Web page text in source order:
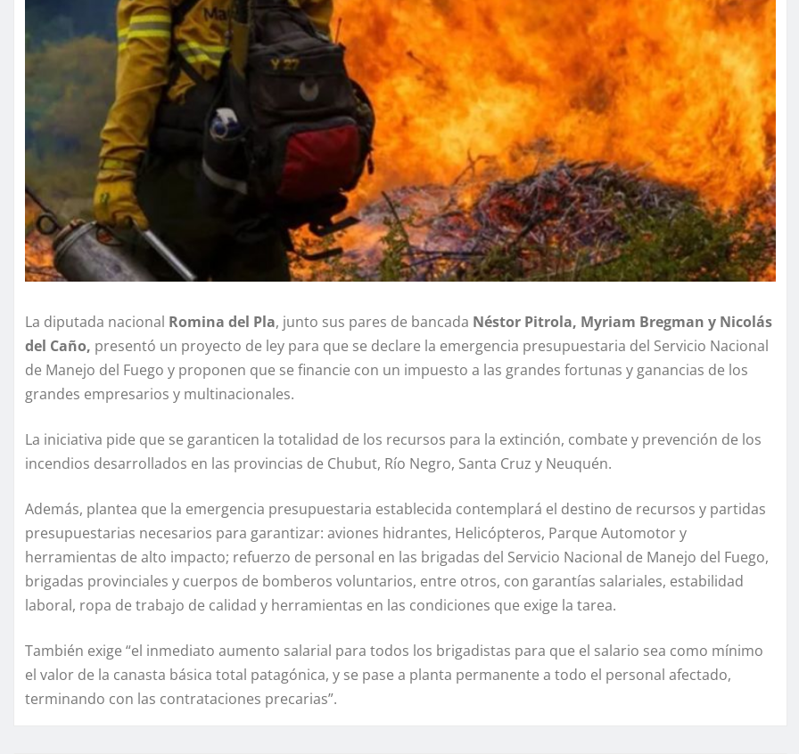
La diputada nacional Romina del Pla, junto sus pares de bancada Néstor Pitrola, Myriam Bregman y Nicolás
del Caño, presentó un proyecto de ley para que se declare la emergencia presupuestaria del Servicio Nacional
de Manejo del Fuego y proponen que se financie con un impuesto a las grandes fortunas y ganancias de los
grandes empresarios y multinacionales.
La iniciativa pide que se garanticen la totalidad de los recursos para la extinción, combate y prevención de los
incendios desarrollados en las provincias de Chubut, Río Negro, Santa Cruz y Neuquén.
Además, plantea que la emergencia presupuestaria establecida contemplará el destino de recursos y partidas
presupuestarias necesarios para garantizar: aviones hidrantes, Helicópteros, Parque Automotor y
herramientas de alto impacto; refuerzo de personal en las brigadas del Servicio Nacional de Manejo del Fuego,
brigadas provinciales y cuerpos de bomberos voluntarios, entre otros, con garantías salariales, estabilidad
laboral, ropa de trabajo de calidad y herramientas en las condiciones que exige la tarea.
También exige “el inmediato aumento salarial para todos los brigadistas para que el salario sea como mínimo
el valor de la canasta básica total patagónica, y se pase a planta permanente a todo el personal afectado,
terminando con las contrataciones precarias”.